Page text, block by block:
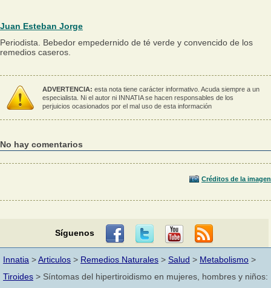
Juan Esteban Jorge
Periodista. Bebedor empedernido de té verde y convencido de los
remedios caseros.
ADVERTENCIA: esta nota tiene carácter informativo. Acuda siempre a un
especialista. Ni el autor ni INNATIA se hacen responsables de los
perjuicios ocasionados por el mal uso de esta información
No hay comentarios
Créditos de la imagen
Síguenos
Innatia >Articulos > Remedios Naturales > Salud > Metabolismo >
Tiroides > Síntomas del hipertiroidismo en mujeres, hombres y niños: